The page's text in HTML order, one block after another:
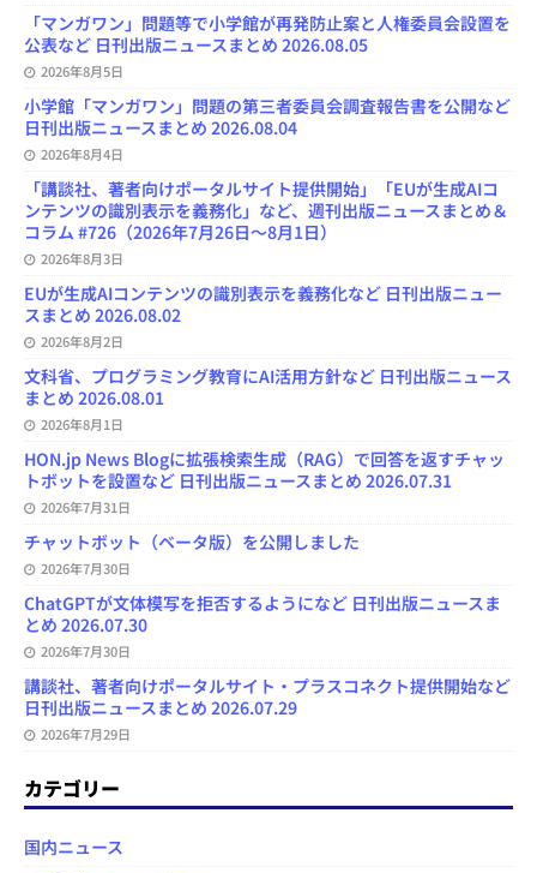
a
n
n
「マンガワン」問題等で小学館が再発防止案と人権委員会設置を
公表など 日刊出版ニュースまとめ 2026.08.05
2026年8月5日
小学館「マンガワン」問題の第三者委員会調査報告書を公開など
日刊出版ニュースまとめ 2026.08.04
2026年8月4日
「講談社、著者向けポータルサイト提供開始」「EUが生成AIコ
ンテンツの識別表示を義務化」など、週刊出版ニュースまとめ＆
コラム #726（2026年7月26日～8月1日）
2026年8月3日
EUが生成AIコンテンツの識別表示を義務化など 日刊出版ニュー
スまとめ 2026.08.02
2026年8月2日
文科省、プログラミング教育にAI活用方針など 日刊出版ニュース
まとめ 2026.08.01
2026年8月1日
HON.jp News Blogに拡張検索生成（RAG）で回答を返すチャッ
トボットを設置など 日刊出版ニュースまとめ 2026.07.31
2026年7月31日
チャットボット（ベータ版）を公開しました
2026年7月30日
ChatGPTが文体模写を拒否するようになど 日刊出版ニュースま
とめ 2026.07.30
2026年7月30日
講談社、著者向けポータルサイト・プラスコネクト提供開始など
日刊出版ニュースまとめ 2026.07.29
2026年7月29日
カテゴリー
国内ニュース